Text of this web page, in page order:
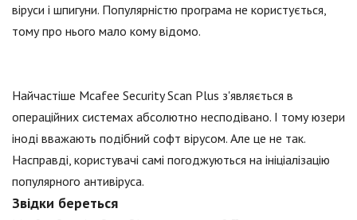
віруси і шпигуни. Популярністю програма не користується,
тому про нього мало кому відомо.
Найчастіше Mcafee Security Scan Plus з'являється в
операційних системах абсолютно несподівано. І тому юзери
іноді вважають подібний софт вірусом. Але це не так.
Насправді, користувачі самі погоджуються на ініціалізацію
популярного антивіруса.
Звідки береться